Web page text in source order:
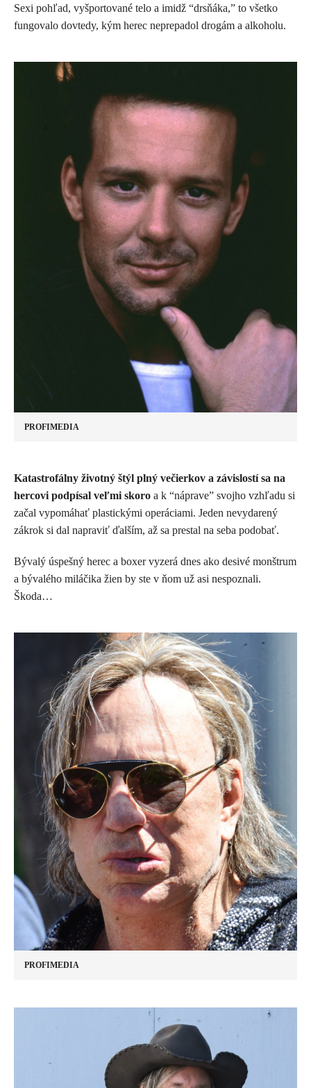
Sexi pohľad, vyšportované telo a imidž “drsňáka,” to všetko
fungovalo dovtedy, kým herec neprepadol drogám a alkoholu.
PROFIMEDIA
Katastrofálny životný štýl plný večierkov a závislostí sa na
hercovi podpísal veľmi skoro a k “náprave” svojho vzhľadu si
začal vypomáhať plastickými operáciami. Jeden nevydarený
zákrok si dal napraviť ďalším, až sa prestal na seba podobať.
Bývalý úspešný herec a boxer vyzerá dnes ako desivé monštrum
a bývalého miláčika žien by ste v ňom už asi nespoznali.
Škoda…
PROFIMEDIA